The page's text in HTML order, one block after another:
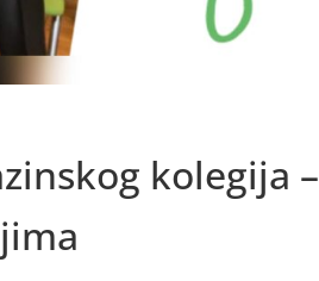
kolegija –